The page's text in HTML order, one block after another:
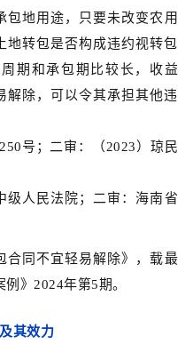
包地用途，只要未改变农用
地转包是否构成违约视转包
期和承包期比较长，收益
解除，可以令其承担其他违
号；二审：（2023）琼民
级人民法院；二审：海南省
合同不宜轻易解除》，载最
》2024年第5期。
其效力